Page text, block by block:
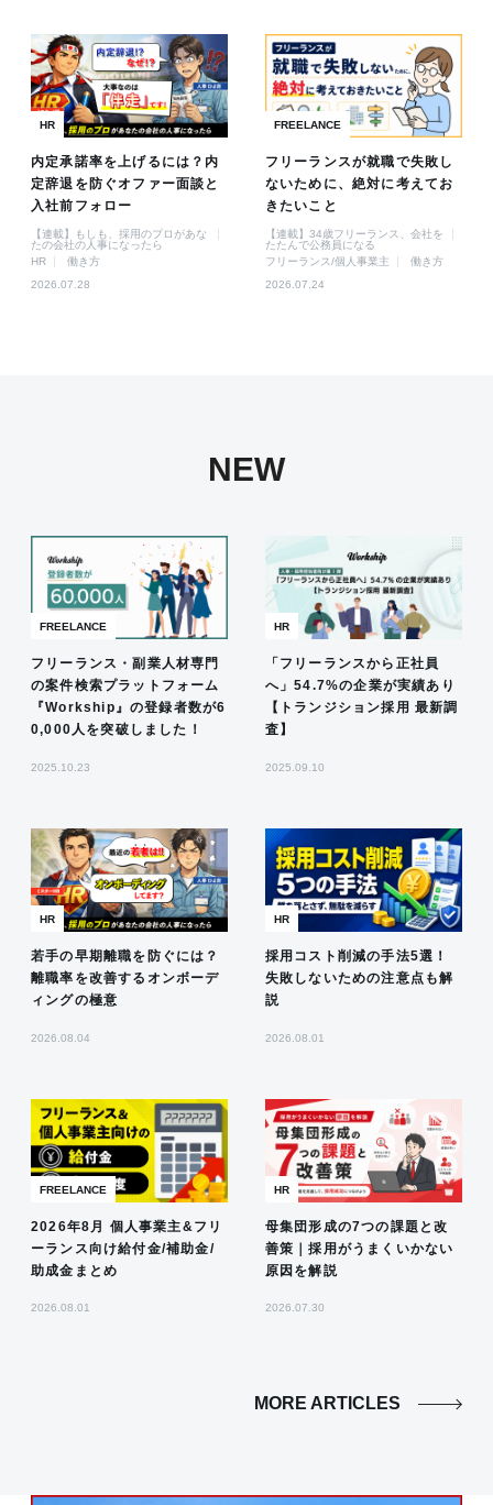
HR
内定承諾率を上げるには？内
定辞退を防ぐオファー面談と
入社前フォロー
【連載】もしも、採用のプロがあな
たの会社の人事になったら
HR
働き方
2026.07.28
FREELANCE
フリーランスが就職で失敗し
ないために、絶対に考えてお
きたいこと
【連載】34歳フリーランス、会社を
たたんで公務員になる
フリーランス/個人事業主
働き方
2026.07.24
NEW
FREELANCE
フリーランス・副業人材専門
の案件検索プラットフォーム
『Workship』の登録者数が6
0,000人を突破しました！
2025.10.23
HR
「フリーランスから正社員
へ」54.7%の企業が実績あり
【トランジション採用 最新調
査】
2025.09.10
HR
若手の早期離職を防ぐには？
離職率を改善するオンボーデ
ィングの極意
2026.08.04
HR
採用コスト削減の手法5選！
失敗しないための注意点も解
説
2026.08.01
FREELANCE
2026年8月 個人事業主&フリ
ーランス向け給付金/補助金/
助成金まとめ
2026.08.01
HR
母集団形成の7つの課題と改
善策｜採用がうまくいかない
原因を解説
2026.07.30
MORE ARTICLES